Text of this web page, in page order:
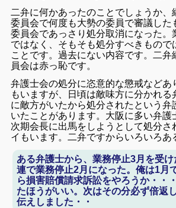
二弁に何かあったのことでしょうか、
委員会で何度も大勢の委員で審議した
委員会であっさり処分取消になった。
ではなく、そもそも処分すべきもので
ことです。過去にない内容です。二弁
員会は赤っ恥です。
弁護士会の処分に恣意的な懲戒などあ
もいますが、日頃は敵味方に分かれる
に敵方がいたから処分されたという弁
いたことがあります。大阪に多い弁護
次期会長に出馬をしようとして処分さ
イもいます。二弁ですからいろいろあ
ある弁護士から、業務停止3月を受
連で業務停止2月になった。俺は1月
ら損害賠償請求訴訟をやろうか・・・
たほうがいい。次はその分必ず倍返
伝えしました・・